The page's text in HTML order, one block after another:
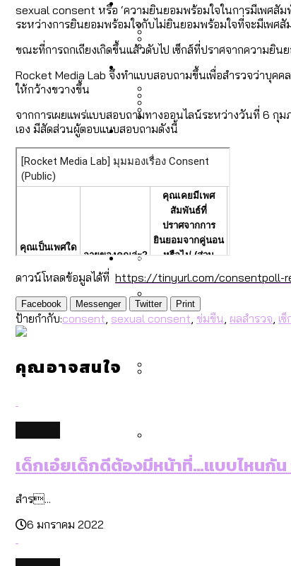
สมุดจดการบ้าน ส.ก.
Vote62 ขอบคุณประชา
กทม. มีอำนาจแค่ไหน ใ
ขยะมูลฝอย 2568 [ข้อ
ขยะของคน กทม. ที่ยังถู
งบระบายน้ำ-ป้องกันน้
สำรวจ Hate
ความเกลียดชังที่ขายไ
กรุงเทพฯ เมืองคอนเ
ปีนกำแพงส่องซีรีส์จีน:
เมกะโปรเจ็กต์ของ กท
ค่าฝุ่นในกรุงเทพฯ
สำรวจเศรษฐกิจในกรุ
สำรวจงบประมาณรายเ
Future
สังคมผู้สูงอายุไทย [ข้อ
สำรวจสังคมผู้สูงอายุไ
Database
สังคมผู้สูงอายุไทย [ข้อ
สำรวจเหตุไฟไหม้ในกรุ
คำนำหน้านามและกฎหม
สวนสาธารณะและพื้นที่
Project
Bangkok Index
Bangkok Index 2022
DEMO Thailand
About Us
sexual consent หรือ ‘ความยินยอมพร้อมใจในการมีเพศสัม
ระหว่างการยินยอมพร้อมใจกับไม่ยินยอมพร้อมใจที่จะมีเพศ
ขณะที่การถกเถียงเกิดขึ้นแล้วดับไป เซ็กส์ที่ปราศจากความยิน
Rocket Media Lab จึงทำแบบสอบถามขึ้นเพื่อสำรวจว่าบุคค
ให้กว้างขวางขึ้น
จากการเผยแพร่แบบสอบถามทางออนไลน์ระหว่างวันที่ 6 กุ
เอง มีสัดส่วนผู้ตอบแบบสอบถามดังนี้
ดาวน์โหลดข้อมูลได้ที่ https://tinyurl.com/consentpoll-
Facebook Messenger Twitter Print
ป้ายกำกับ:consent sexual consent ข่มขืน ผลสำรวจ เ
คุณอาจสนใจ
เด็กเอ๋ยเด็กดีต้องมีหน้าที่…แบบไหนกั
สำร...
6 มกราคม 2022